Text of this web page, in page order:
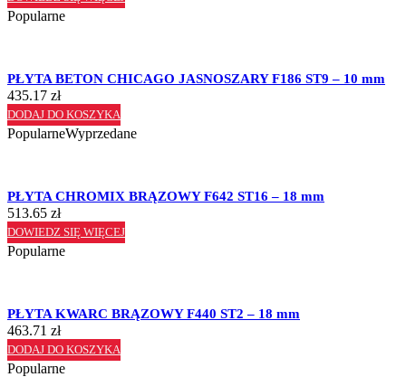
Popularne
PŁYTA BETON CHICAGO JASNOSZARY F186 ST9 – 10 mm
435.17 zł
DODAJ DO KOSZYKA
PopularneWyprzedane
PŁYTA CHROMIX BRĄZOWY F642 ST16 – 18 mm
513.65 zł
DOWIEDZ SIĘ WIĘCEJ
Popularne
PŁYTA KWARC BRĄZOWY F440 ST2 – 18 mm
463.71 zł
DODAJ DO KOSZYKA
Popularne